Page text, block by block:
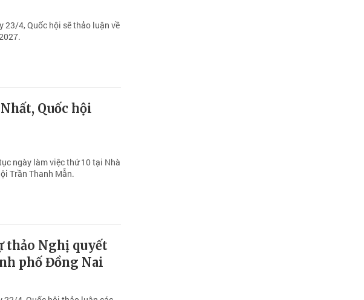
23/4, Quốc hội sẽ thảo luận về
Quốc hội
ngày làm việc thứ 10 tại Nhà
Trần Thanh Mẫn.
thảo Nghị quyết
phố Đồng Nai